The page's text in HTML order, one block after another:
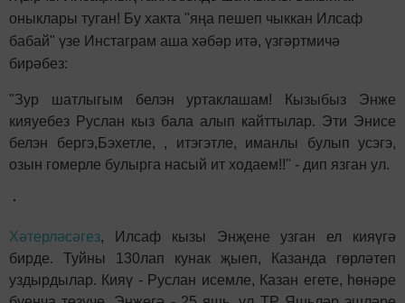
оныклары туган! Бу хакта "яңа пешеп чыккан Илсаф
бабай" үзе Инстаграм аша хәбәр итә, үзгәртмичә
бирәбез:
"Зур шатлыгым белэн уртаклашам! Кызыбыз Энже
кияуебез Руслан кыз бала алып кайттылар. Эти Энисе
белэн бергэ,Бэхетле, , итэгэтле, иманлы булып усэгэ,
озын гомерле булырга насый ит ходаем!!" - дип язган ул.
Хәтерләсәгез, Илсаф кызы Энҗене узган ел кияүгә
бирде. Туйны 130лап кунак җыеп, Казанда гөрләтеп
уздырдылар. Кияү - Руслан исемле, Казан егете, һөнәре